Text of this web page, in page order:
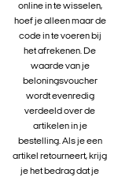
online in te wisselen,
hoef je alleen maar de
code in te voeren bij
het afrekenen. De
waarde van je
beloningsvoucher
wordt evenredig
verdeeld over de
artikelen in je
bestelling. Als je een
artikel retourneert, krijg
je het bedrag dat je